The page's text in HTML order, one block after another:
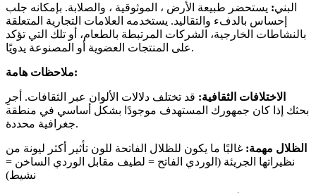
البني: يستحضر طبيعة الأرض ، الموثوقية ، والصلابة. بإمكانه جلب
إحساس بالدفء والتقاليد. يستخدمه العلامات التجارية المتعلقة
بالنشاطات الخارجية، الشركات المرتبطة بالطعام، أو تلك التي تؤكد
على المنتجات العضوية أو المصنوعة يدويًا.
ملاحظات هامة:
الاختلافات الثقافية: قد تختلف دلالات الألوان عبر الثقافات. أجرِ
بحثك إذا كان جمهورك المستهدف موجودًا بشكل أساسي في منطقة
جغرافية محددة.
الظلال مهمة: غالبًا ما يكون للظلال الفاتحة للون تأثير أكثر ليونة من
نظيراتها الجريئة (الوردي الفاتح = لطيف مقابل الوردي الساخن =
نشيط)